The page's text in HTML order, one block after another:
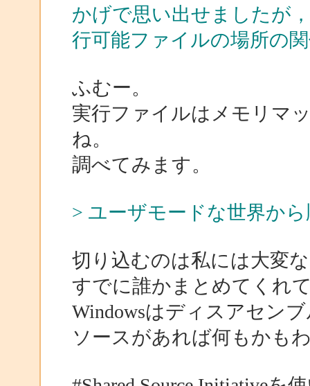
かげで思い出せましたが
行可能ファイルの場所の
ふむー。
実行ファイルはメモリマ
ね。
調べてみます。
> ユーザモードな世界か
切り込むのは私には大変
すでに誰かまとめてくれ
Windowsはディスアセン
ソースがあれば何もかも